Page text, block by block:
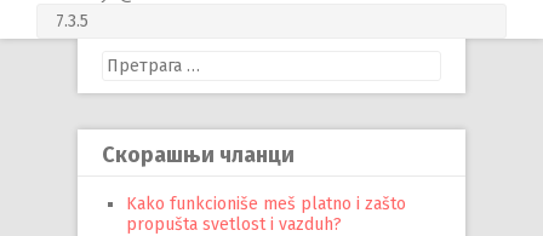
Претрага
за:
Скорашњи чланци
Kako funkcioniše meš platno i zašto
propušta svetlost i vazduh?